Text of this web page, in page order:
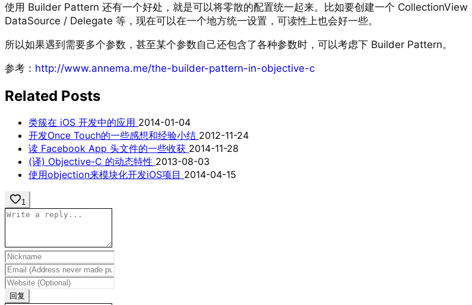
使用 Builder Pattern 还有一个好处，就是可以将零散的配置统一起来。比如要创建一个
DataSource / Delegate 等，现在可以在一个地方统一设置，可读性上也会好一些。
所以如果遇到需要多个参数，甚至某个参数自己还包含了各种参数时，可以考虑下 Builder Pattern。
参考： http://www.annema.me/the-builder-pattern-in-objective-c
Related Posts
类簇在 iOS 开发中的应用 2014-01-04
开发Once Touch的一些感想和经验小结 2012-11-24
读 Facebook App 头文件的一些收获 2014-11-28
(译) Objective-C 的动态特性 2013-08-03
使用objection来模块化开发iOS项目 2014-04-15
1
回复